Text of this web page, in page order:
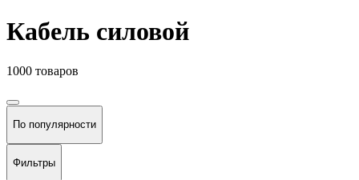
Кабель силовой
1000 товаров
По популярности
Фильтры